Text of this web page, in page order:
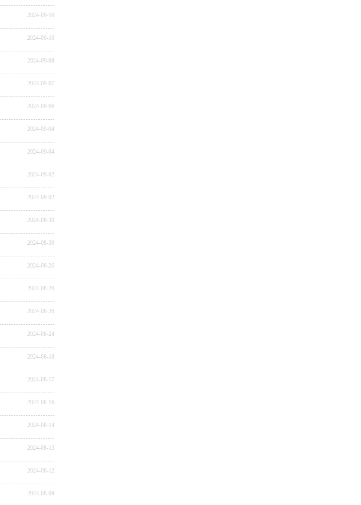
2024-09-10
2024-09-10
2024-09-08
2024-09-07
2024-09-06
2024-09-04
2024-09-04
2024-09-02
2024-09-02
2024-08-30
2024-08-30
2024-08-26
2024-08-26
2024-08-26
2024-08-24
2024-08-18
2024-08-17
2024-08-16
2024-08-14
2024-08-13
2024-08-12
2024-08-09